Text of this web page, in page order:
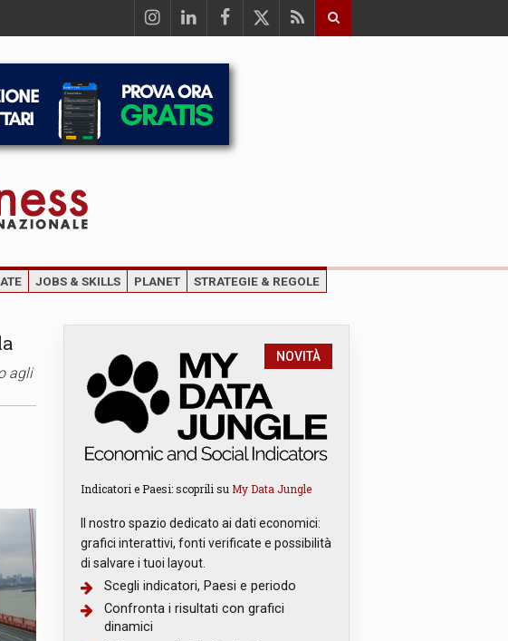
JOBS & SKILLS PLANET STRATEGIE & REGOLE
agli
NOVITÀ
Indicatori e Paesi: scoprili su My Data Jungle
Il nostro spazio dedicato ai dati economici:
grafici interattivi, fonti verificate e possibilità
di salvare i tuoi layout.
Scegli indicatori, Paesi e periodo
Confronta i risultati con grafici
dinamici